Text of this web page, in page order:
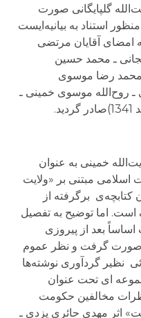
گلپايگانی صورت
استناد به بيانيه‌ايست
امضای آقايان مرتضی
ـ محمد حسين
محمد رضا موسوی
ـ روح‌الله موسوی خمينی ـ
خمينی به عنوان
مبتنی بر «ولايت
برگرفته از
اما توضيح به تفصيل
بعد از پيروزی
صورت گرفت و نظر عموم
نظير گردآوری نوشته‌ها
ای تحت عنوان
مخالفين حکومت
اثر مهدی حائری يزدی ـ